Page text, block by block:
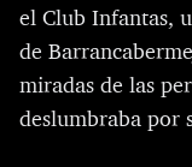
el Club Infantas,
de
miradas de las
deslumbraba por